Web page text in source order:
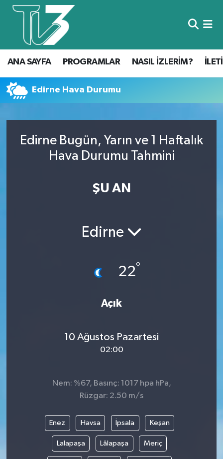
ANA SAYFA PROGRAMLAR NASIL İZLERİM?
Edirne Hava Durumu
Edirne Bugün, Yarın ve 1 Haftalık
Hava Durumu Tahmini
ŞU AN
Edirne
22°
Açık
10 Ağustos Pazartesi
02:00
Nem: %67, Basınç: 1017 hpa hPa,
Rüzgar: 2.50 m/s
Enez Havsa İpsala Keşan
Lalapaşa Lâlapaşa Meriç
Foto Galeri
Canlı Yayın
ANA SAYFA
PROGRAMLAR
NASIL İZLERİM?
KÜNYE